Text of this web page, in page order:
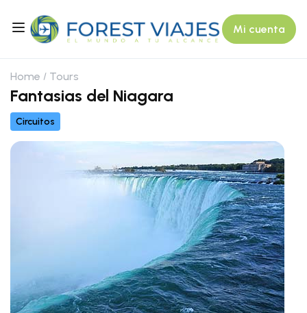
Mi cuenta
Home Tours
Fantasias del Niagara
Circuitos